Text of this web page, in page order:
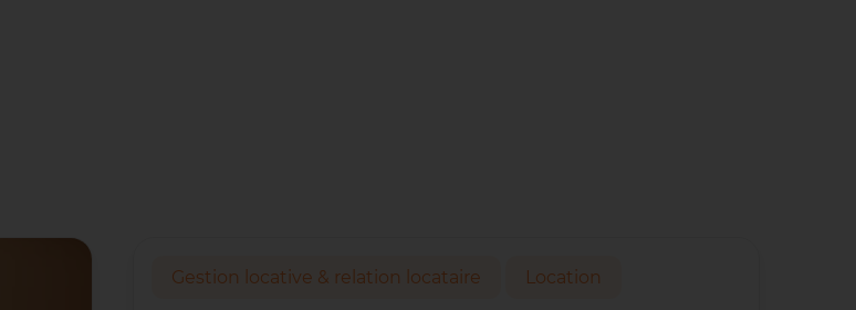
Gestion locative & relation locataire Location